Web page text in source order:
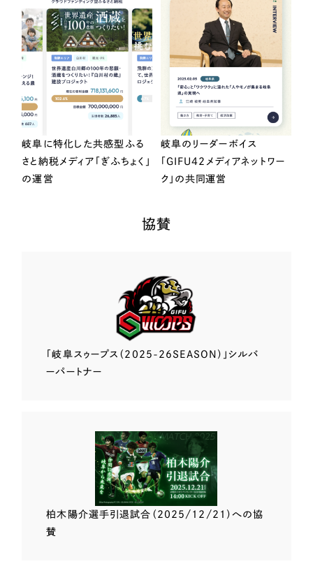
岐阜に特化した共感型ふる
さと納税メディア「ぎふちょく」
の運営
岐阜のリーダーボイス
「GIFU42メディアネットワー
ク」の共同運営
協賛
「岐阜スゥープス （2025-26SEASON）」 シルバ
ーパートナー
柏木陽介選手引退試合（2025/12/21）への協
賛